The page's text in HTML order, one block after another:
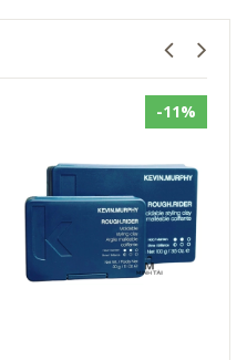
-11%